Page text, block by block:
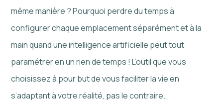
même manière ? Pourquoi perdre du temps à
configurer chaque emplacement séparément et à la
main quand une intelligence artificielle peut tout
paramétrer en un rien de temps ! L’outil que vous
choisissez à pour but de vous faciliter la vie en
s’adaptant à votre réalité, pas le contraire.